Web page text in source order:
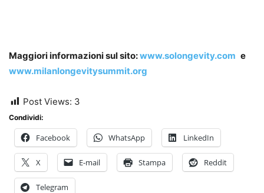
Maggiori informazioni sul sito:www.solongevity.com e
www.milanlongevitysummit.org
Post Views: 3
Condividi:
Facebook WhatsApp LinkedIn
X E-mail Stampa Reddit
Telegram